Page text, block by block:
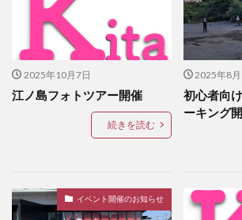
2025年10月7日
江ノ島フォトツアー開催
続きを読む
2025年8
初心者向
ーキング
イベント開催のお知らせ